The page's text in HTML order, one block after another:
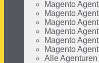
Magento
Magento
Magento
Magento
Magento
Magento
Alle Agenturen